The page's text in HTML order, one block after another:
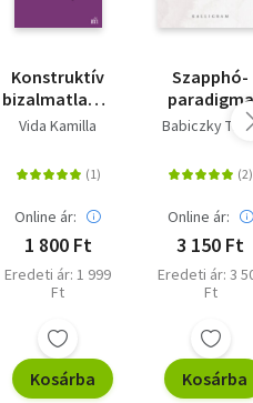
Konstruktív
bizalmatlansági
indítvány
Vida Kamilla
Online ár:
1 800 Ft
Eredeti ár: 1 999
Ft
Kosárba
Szapphó-
paradigma
Babiczky
Online ár:
3 150 Ft
Eredeti ár: 3
Ft
Kosárba